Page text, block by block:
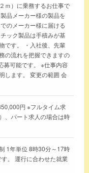
ｍ）に乗務するお仕事で
品メーカー様の製品を
のメーカー様に届ける
ック製品は手積みが基
です。 ・入社後、先輩
の流れを把握できますの
募可能です。 ※仕事内容
します。 変更の範囲 会
円 ※フルタイム求
、パート求人の場合は時
1年単位 8時30分～17時
。 運行に合わせた就業